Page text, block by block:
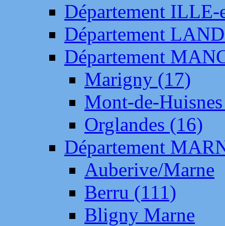
Département
Département
Département
Marigny (17)
Mont-de-
Orglandes (16)
Département
Auberive/Marne
Berru (111)
Bligny Marne